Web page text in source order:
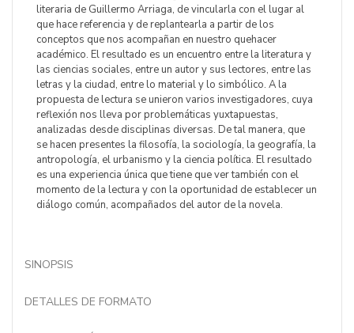
literaria de Guillermo Arriaga, de vincularla con el lugar al
que hace referencia y de replantearla a partir de los
conceptos que nos acompañan en nuestro quehacer
académico. El resultado es un encuentro entre la literatura y
las ciencias sociales, entre un autor y sus lectores, entre las
letras y la ciudad, entre lo material y lo simbólico. A la
propuesta de lectura se unieron varios investigadores, cuya
reflexión nos lleva por problemáticas yuxtapuestas,
analizadas desde disciplinas diversas. De tal manera, que
se hacen presentes la filosofía, la sociología, la geografía, la
antropología, el urbanismo y la ciencia política. El resultado
es una experiencia única que tiene que ver también con el
momento de la lectura y con la oportunidad de establecer un
diálogo común, acompañados del autor de la novela.
SINOPSIS
DETALLES DE FORMATO